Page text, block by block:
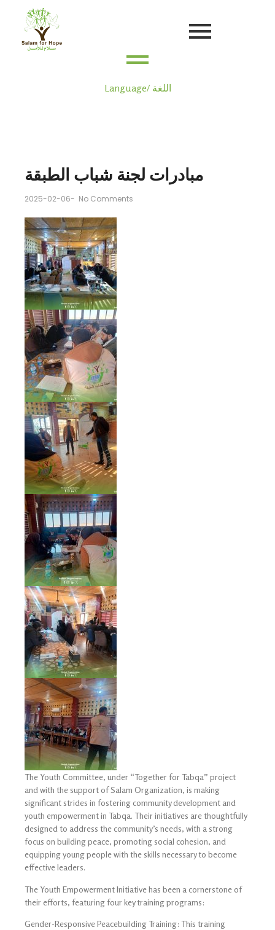
Language/ اللغة
مبادرات لجنة شباب الطبقة
2025-02-06- No Comments
The Youth Committee, under “Together for Tabqa” project
and with the support of Salam Organization, is making
significant strides in fostering community development and
youth empowerment in Tabqa. Their initiatives are thoughtfully
designed to address the community’s needs, with a strong
focus on building peace, promoting social cohesion, and
equipping young people with the skills necessary to become
effective leaders.
The Youth Empowerment Initiative has been a cornerstone of
their efforts, featuring four key training programs:
Gender-Responsive Peacebuilding Training: This training